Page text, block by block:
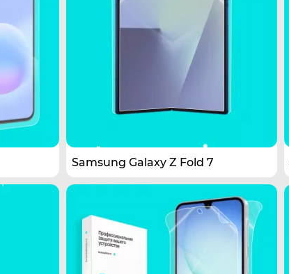
Samsung Galaxy Z Fold 7